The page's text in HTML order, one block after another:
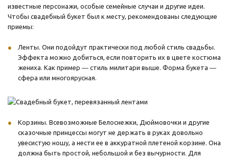
известные персонажи, особые семейные случаи и другие идеи.
Чтобы свадебный букет был к месту, рекомендованы следующие
приемы:
Ленты. Они подойдут практически под любой стиль свадьбы.
Эффекта можно добиться, если повторить их в цвете костюма
жениха. Как пример ― стиль милитари выше. Форма букета ―
сфера или многоярусная.
Корзины. Всевозможные Белоснежки, Дюймовочки и другие
сказочные принцессы могут не держать в руках довольно
увесистую ношу, а нести ее в аккуратной плетеной корзине. Она
должна быть простой, небольшой и без вычурности. Для